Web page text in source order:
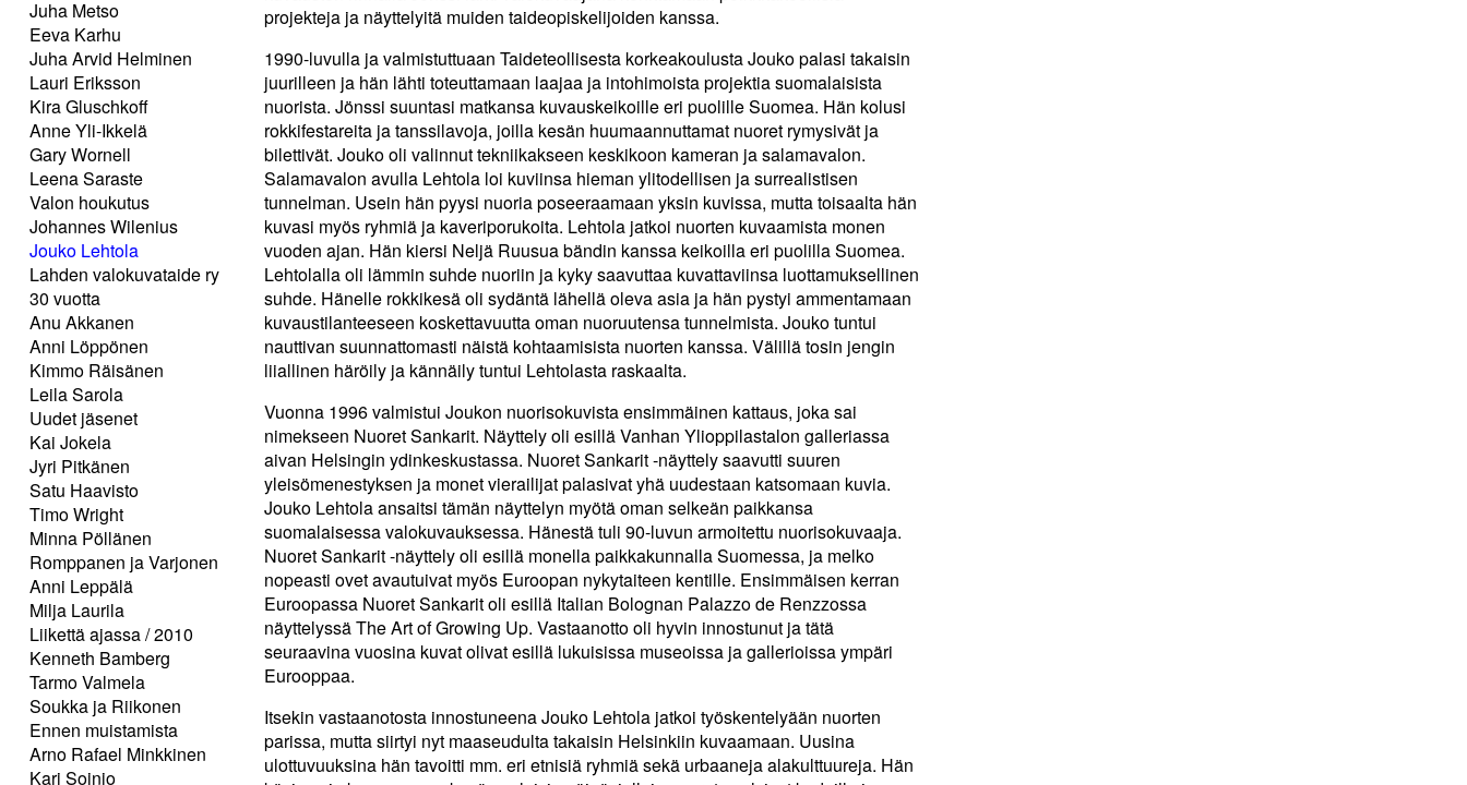
Juha Metso
Eeva Karhu
Juha Arvid Helminen
Lauri Eriksson
Kira Gluschkoff
Anne Yli-Ikkelä
Gary Wornell
Leena Saraste
Valon houkutus
Johannes Wilenius
Jouko Lehtola
Lahden valokuvataide ry
30 vuotta
Anu Akkanen
Anni Löppönen
Kimmo Räisänen
Leila Sarola
Uudet jäsenet
Kai Jokela
Jyri Pitkänen
Satu Haavisto
Timo Wright
Minna Pöllänen
Romppanen ja Varjonen
Anni Leppälä
Milja Laurila
Liikettä ajassa / 2010
Kenneth Bamberg
Tarmo Valmela
Soukka ja Riikonen
Ennen muistamista
Arno Rafael Minkkinen
Kari Soinio
projekteja ja näyttelyitä muiden taideopiskelijoiden kanssa.
1990-luvulla ja valmistuttuaan Taideteollisesta korkeakoulusta Jouko palasi takaisin
juurilleen ja hän lähti toteuttamaan laajaa ja intohimoista projektia suomalaisista
nuorista. Jönssi suuntasi matkansa kuvauskeikoille eri puolille Suomea. Hän kolusi
rokkifestareita ja tanssilavoja, joilla kesän huumaannuttamat nuoret rymysivät ja
bilettivät. Jouko oli valinnut tekniikakseen keskikoon kameran ja salamavalon.
Salamavalon avulla Lehtola loi kuviinsa hieman ylitodellisen ja surrealistisen
tunnelman. Usein hän pyysi nuoria poseeraamaan yksin kuvissa, mutta toisaalta hän
kuvasi myös ryhmiä ja kaveriporukoita. Lehtola jatkoi nuorten kuvaamista monen
vuoden ajan. Hän kiersi Neljä Ruusua bändin kanssa keikoilla eri puolilla Suomea.
Lehtolalla oli lämmin suhde nuoriin ja kyky saavuttaa kuvattaviinsa luottamuksellinen
suhde. Hänelle rokkikesä oli sydäntä lähellä oleva asia ja hän pystyi ammentamaan
kuvaustilanteeseen koskettavuutta oman nuoruutensa tunnelmista. Jouko tuntui
nauttivan suunnattomasti näistä kohtaamisista nuorten kanssa. Välillä tosin jengin
liiallinen häröily ja kännäily tuntui Lehtolasta raskaalta.
Vuonna 1996 valmistui Joukon nuorisokuvista ensimmäinen kattaus, joka sai
nimekseen Nuoret Sankarit. Näyttely oli esillä Vanhan Ylioppilastalon galleriassa
aivan Helsingin ydinkeskustassa. Nuoret Sankarit -näyttely saavutti suuren
yleisömenestyksen ja monet vierailijat palasivat yhä uudestaan katsomaan kuvia.
Jouko Lehtola ansaitsi tämän näyttelyn myötä oman selkeän paikkansa
suomalaisessa valokuvauksessa. Hänestä tuli 90-luvun armoitettu nuorisokuvaaja.
Nuoret Sankarit -näyttely oli esillä monella paikkakunnalla Suomessa, ja melko
nopeasti ovet avautuivat myös Euroopan nykytaiteen kentille. Ensimmäisen kerran
Euroopassa Nuoret Sankarit oli esillä Italian Bolognan Palazzo de Renzzossa
näyttelyssä The Art of Growing Up. Vastaanotto oli hyvin innostunut ja tätä
seuraavina vuosina kuvat olivat esillä lukuisissa museoissa ja gallerioissa ympäri
Eurooppaa.
Itsekin vastaanotosta innostuneena Jouko Lehtola jatkoi työskentelyään nuorten
parissa, mutta siirtyi nyt maaseudulta takaisin Helsinkiin kuvaamaan. Uusina
ulottuvuuksina hän tavoitti mm. eri etnisiä ryhmiä sekä urbaaneja alakulttuureja. Hän